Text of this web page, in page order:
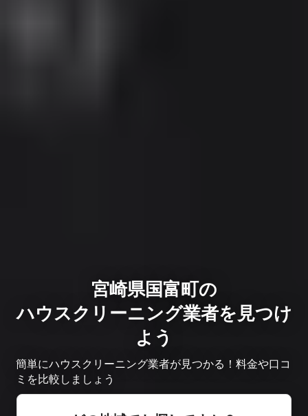
宮崎県国富町の
ハウスクリーニング業者を見つけ
よう
簡単にハウスクリーニング業者が見つかる！料金や口コ
ミを比較しましょう